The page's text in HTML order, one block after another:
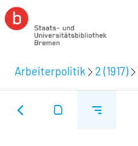
Arbeiterpolitik 2 (1917)